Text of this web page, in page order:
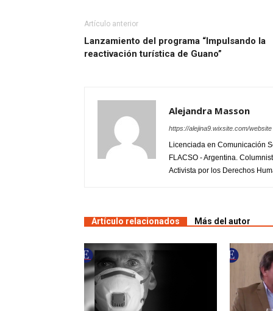
Artículo anterior
Lanzamiento del programa “Impulsando la
reactivación turística de Guano”
Alejandra Masson
https://alejina9.wixsite.com/website
Licenciada en Comunicación
FLACSO - Argentina.
Activista por los Derechos
Artículo relacionados Más del autor